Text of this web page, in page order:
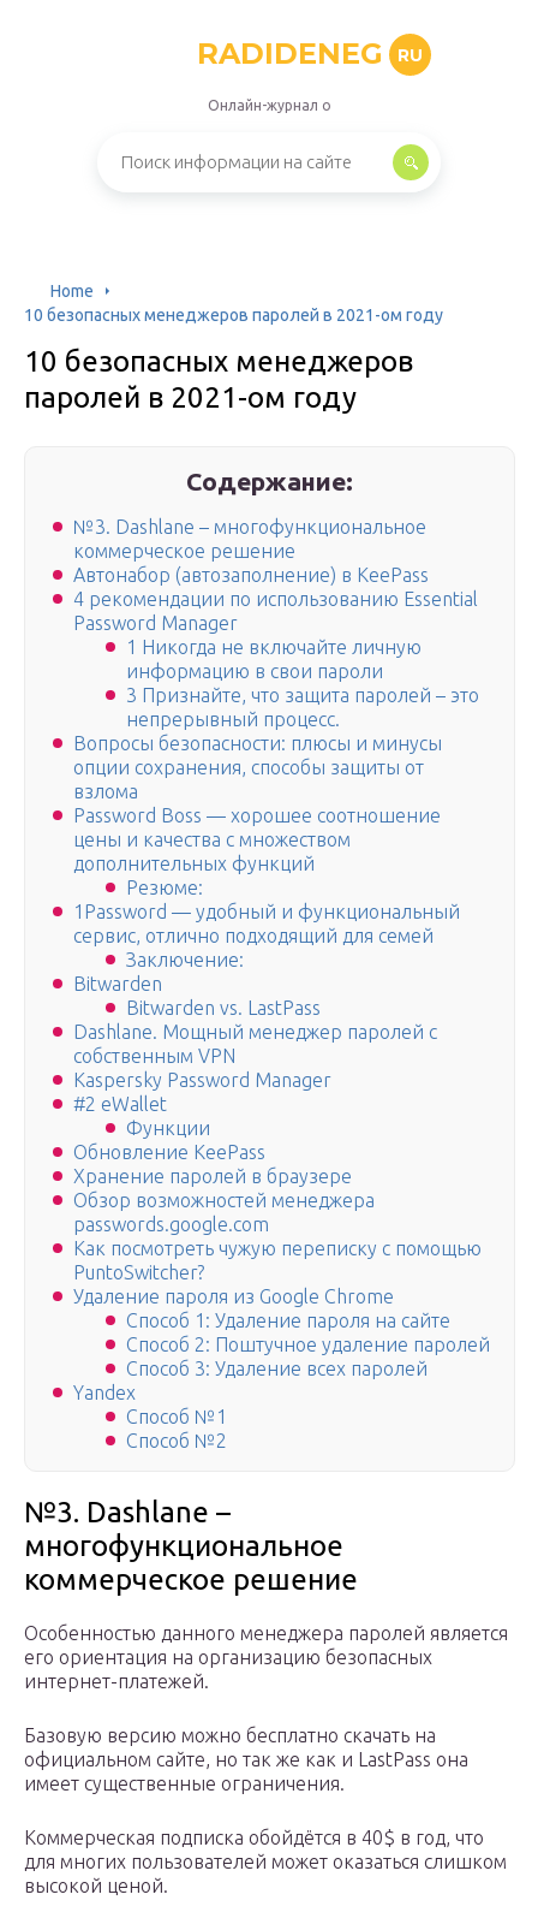
RADIDENEG RU
Онлайн-журнал о
Home
10 безопасных менеджеров паролей в 2021-ом году
10 безопасных менеджеров
паролей в 2021-ом году
Содержание:
№3. Dashlane – многофункциональное
коммерческое решение
Автонабор (автозаполнение) в KeePass
4 рекомендации по использованию Essential
Password Manager
1 Никогда не включайте личную
информацию в свои пароли
3 Признайте, что защита паролей – это
непрерывный процесс.
Вопросы безопасности: плюсы и минусы
опции сохранения, способы защиты от
взлома
Password Boss — хорошее соотношение
цены и качества с множеством
дополнительных функций
Резюме:
1Password — удобный и функциональный
сервис, отлично подходящий для семей
Заключение:
Bitwarden
Bitwarden vs. LastPass
Dashlane. Мощный менеджер паролей с
собственным VPN
Kaspersky Password Manager
#2 eWallet
Функции
Обновление KeePass
Хранение паролей в браузере
Обзор возможностей менеджера
passwords.google.com
Как посмотреть чужую переписку с помощью
PuntoSwitcher?
Удаление пароля из Google Chrome
Способ 1: Удаление пароля на сайте
Способ 2: Поштучное удаление паролей
Способ 3: Удаление всех паролей
Yandex
Способ №1
Способ №2
№3. Dashlane –
многофункциональное
коммерческое решение
Особенностью данного менеджера паролей является
его ориентация на организацию безопасных
интернет-платежей.
Базовую версию можно бесплатно скачать на
официальном сайте, но так же как и LastPass она
имеет существенные ограничения.
Коммерческая подписка обойдётся в 40$ в год, что
для многих пользователей может оказаться слишком
высокой ценой.